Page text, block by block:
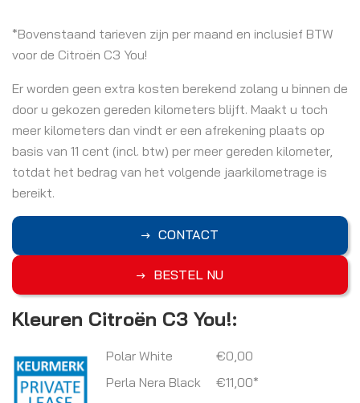
*Bovenstaand tarieven zijn per maand en inclusief BTW
voor de Citroën C3 You!
Er worden geen extra kosten berekend zolang u binnen de
door u gekozen gereden kilometers blijft. Maakt u toch
meer kilometers dan vindt er een afrekening plaats op
basis van 11 cent (incl. btw) per meer gereden kilometer,
totdat het bedrag van het volgende jaarkilometrage is
bereikt.
CONTACT
BESTEL NU
Kleuren Citroën C3 You!:
Polar White
€0,00
Perla Nera Black
€11,00*